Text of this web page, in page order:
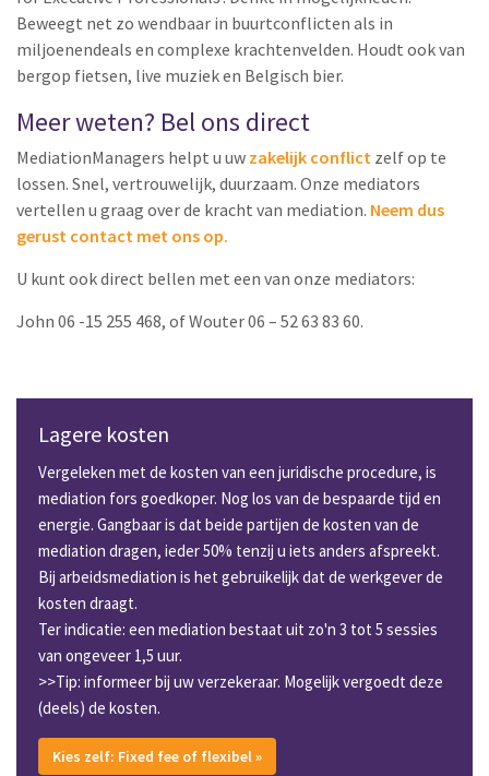
Beweegt net zo wendbaar in buurtconflicten als in
miljoenendeals en complexe krachtenvelden. Houdt ook van
bergop fietsen, live muziek en Belgisch bier.
Meer weten? Bel ons direct
MediationManagers helpt u uw zakelijk conflict zelf op te
lossen. Snel, vertrouwelijk, duurzaam. Onze mediators
vertellen u graag over de kracht van mediation. Neem dus
gerust contact met ons op.
U kunt ook direct bellen met een van onze mediators:
John 06 -15 255 468, of Wouter 06 – 52 63 83 60.
Lagere kosten
Vergeleken met de kosten van een juridische procedure, is
mediation fors goedkoper. Nog los van de bespaarde tijd en
energie. Gangbaar is dat beide partijen de kosten van de
mediation dragen, ieder 50% tenzij u iets anders afspreekt.
Bij arbeidsmediation is het gebruikelijk dat de werkgever de
kosten draagt.
Ter indicatie: een mediation bestaat uit zo'n 3 tot 5 sessies
van ongeveer 1,5 uur.
>>Tip: informeer bij uw verzekeraar. Mogelijk vergoedt deze
(deels) de kosten.
Kies zelf: Fixed fee of flexibel »